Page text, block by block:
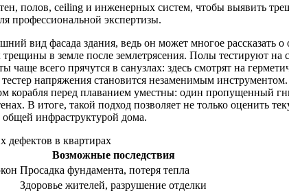
полов, ceiling и инженерных систем, чтобы выявить
профессиональной экспертизы.
вид фасада здания, ведь он может многое
трещины в земле после землетрясения. Полы тестируют
всего прячутся в санузлах: здесь смотрят на
напряжения становится незаменимым
корабля перед плаванием уместны: один пропущенный
В итоге, такой подход позволяет не только оценить
инфраструктурой дома.
дефектов в квартирах
Возможные последствия
Просадка фундамента, потеря тепла
Здоровье жителей, разрушение отделки